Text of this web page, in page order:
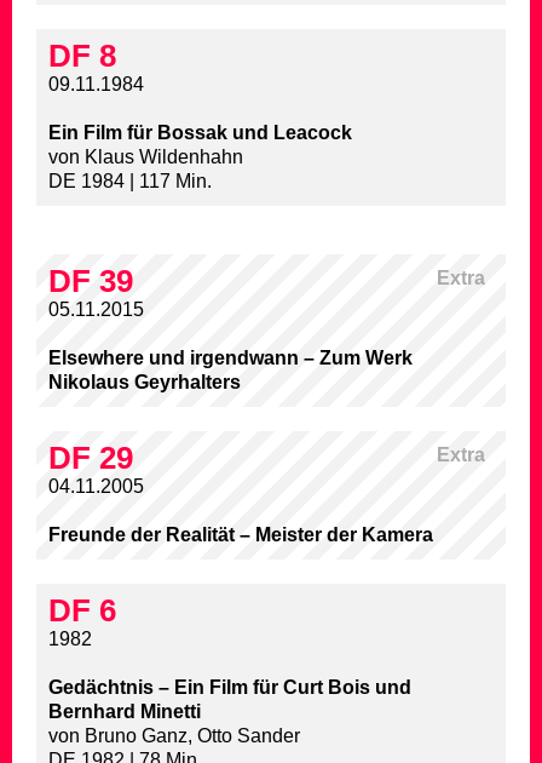
DF 8
09.11.1984
Ein Film für Bossak und Leacock
von Klaus Wildenhahn
DE 1984 | 117 Min.
Extra
DF 39
05.11.2015
Elsewhere und irgendwann – Zum Werk
Nikolaus Geyrhalters
Extra
DF 29
04.11.2005
Freunde der Realität – Meister der Kamera
DF 6
1982
Gedächtnis – Ein Film für Curt Bois und
Bernhard Minetti
von Bruno Ganz, Otto Sander